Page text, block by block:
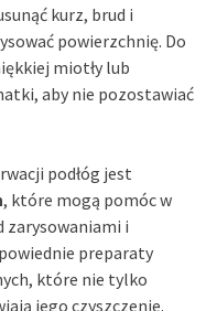
kurz, brud i
powierzchnię. Do
miotły lub
aby nie pozostawiać
podłóg jest
, które mogą pomóc w
zarysowaniami i
preparaty
które nie tylko
jego czyszczenie.